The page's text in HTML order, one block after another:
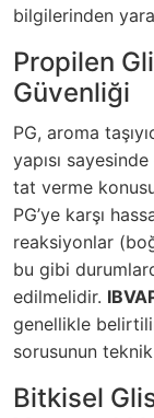
bilgilerinden
Propilen
Güvenliği
PG, aroma
yapısı
tat verme
PG’ye karşı
reaksiyonlar
bu gibi
edilmelidir.
genellikle
sorusunun teknik
Bitkisel